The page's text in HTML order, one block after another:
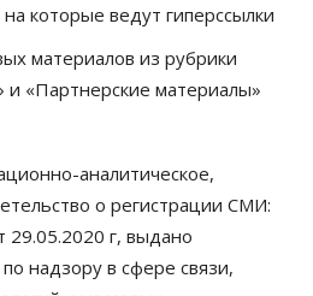
Новосибирска
защиты от атак БПЛА
которые ведут гиперссылки
материалов из рубрики
и «Партнерские материалы»
аналитическое,
о регистрации СМИ:
г, выдано
надзору в сфере связи,